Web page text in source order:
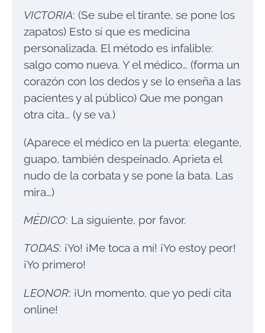
VICTORIA: (Se sube el tirante, se pone los
zapatos) Esto sí que es medicina
personalizada. El método es infalible:
salgo como nueva. Y el médico… (forma un
corazón con los dedos y se lo enseña a las
pacientes y al público) Que me pongan
otra cita… (y se va.)
(Aparece el médico en la puerta: elegante,
guapo, también despeinado. Aprieta el
nudo de la corbata y se pone la bata. Las
mira…)
MÉDICO: La siguiente, por favor.
TODAS: ¡Yo! ¡Me toca a mí! ¡Yo estoy peor!
¡Yo primero!
LEONOR: ¡Un momento, que yo pedí cita
online!